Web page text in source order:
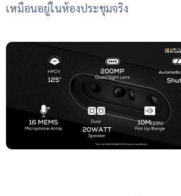
เหมือนอยู่ในห้องประชุมจริง